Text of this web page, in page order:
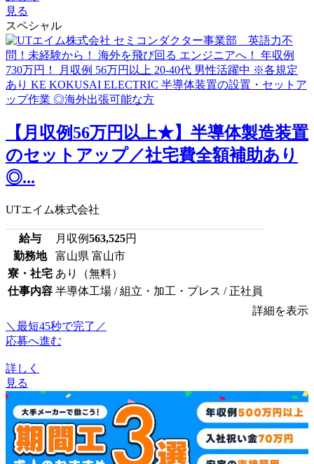
見る
スペシャル
【月収例56万円以上★】半導体製造装置
のセットアップ／社宅費全額補助あり
◎...
UTエイム株式会社
給与 月収例563,525円
勤務地
富山県 富山市
寮・社宅 あり（無料）
仕事内容 半導体工場 / 組立・加工・プレス / 正社員
詳細を表示
＼最短45秒で完了／
応募へ進む
詳しく
見る